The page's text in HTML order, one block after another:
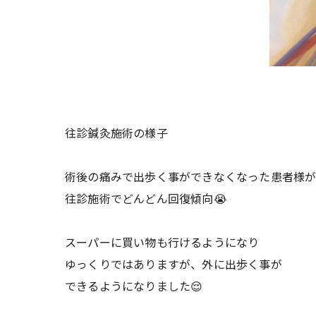
往診鍼灸施術の様子
術後の痛みで出歩く事ができなくなった患者様が
往診施術でどんどん回復傾向😭
スーパーに買い物も行けるようになり
ゆっくりではありますが、外に出歩く事が
できるようになりました😌